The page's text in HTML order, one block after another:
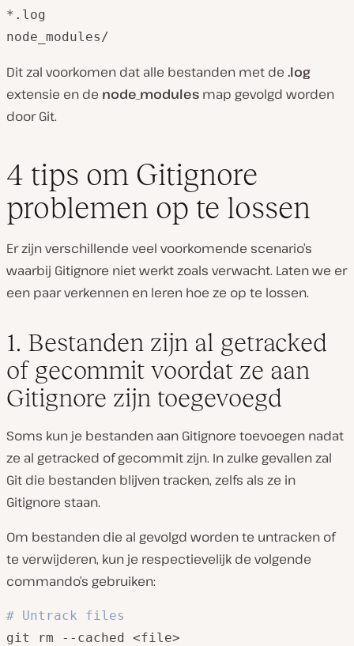
*.log
node_modules/
Dit zal voorkomen dat alle bestanden met de .log
extensie en de node_modules map gevolgd worden
door Git.
4 tips om Gitignore
problemen op te lossen
Er zijn verschillende veel voorkomende scenario’s
waarbij Gitignore niet werkt zoals verwacht. Laten we er
een paar verkennen en leren hoe ze op te lossen.
1. Bestanden zijn al getracked
of gecommit voordat ze aan
Gitignore zijn toegevoegd
Soms kun je bestanden aan Gitignore toevoegen nadat
ze al getracked of gecommit zijn. In zulke gevallen zal
Git die bestanden blijven tracken, zelfs als ze in
Gitignore staan.
Om bestanden die al gevolgd worden te untracken of
te verwijderen, kun je respectievelijk de volgende
commando’s gebruiken:
# Untrack files
git rm --cached <file>